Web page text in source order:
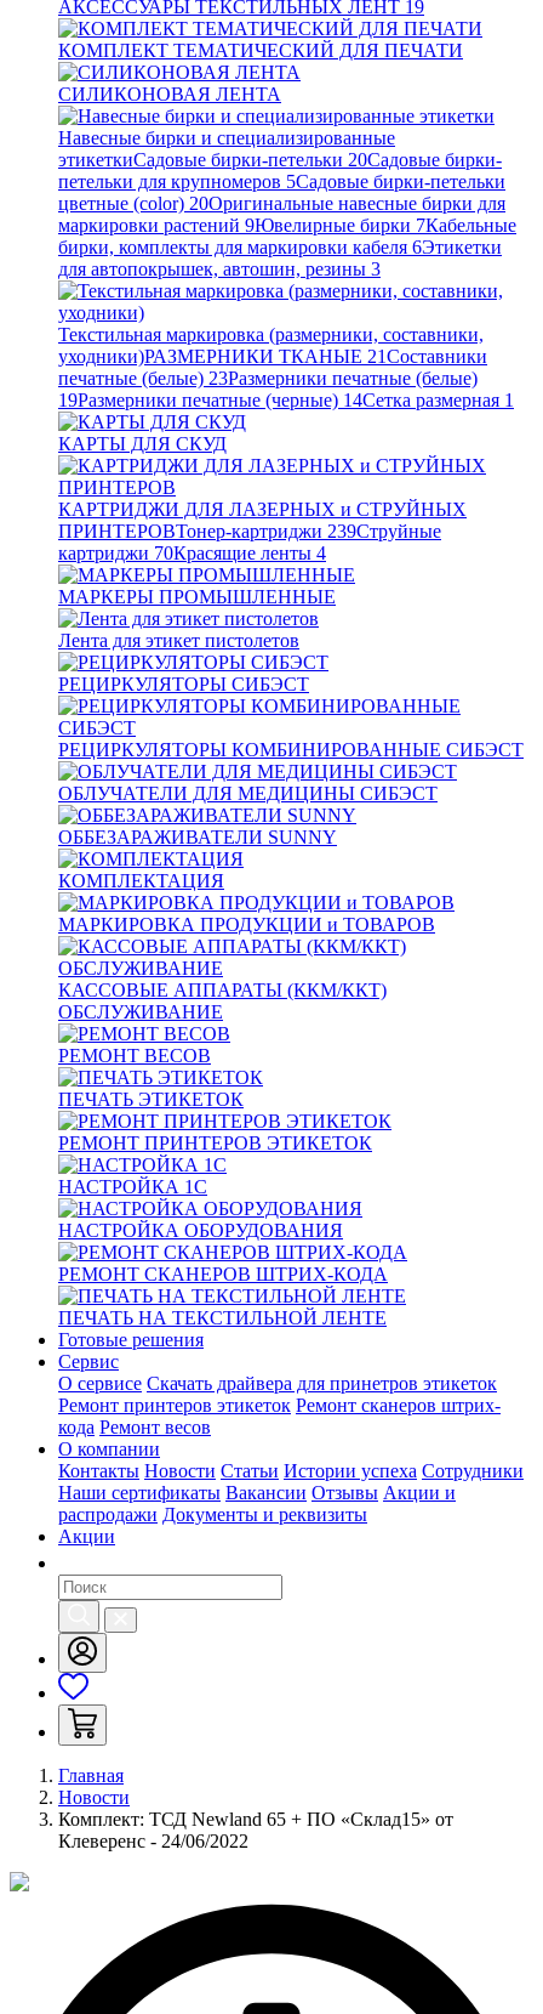
АКСЕССУАРЫ ТЕКСТИЛЬНЫХ ЛЕНТ 19
КОМПЛЕКТ ТЕМАТИЧЕСКИЙ ДЛЯ ПЕЧАТИ
СИЛИКОНОВАЯ ЛЕНТА
Навесные бирки и специализированные
этикеткиСадовые бирки-петельки 20Садовые бирки-
петельки для крупномеров 5Садовые бирки-петельки
цветные (color) 20Оригинальные навесные бирки для
маркировки растений 9Ювелирные бирки 7Кабельные
бирки, комплекты для маркировки кабеля 6Этикетки
для автопокрышек, автошин, резины 3
Текстильная маркировка (размерники, составники,
уходники)РАЗМЕРНИКИ ТКАНЫЕ 21Составники
печатные (белые) 23Размерники печатные (белые)
19Размерники печатные (черные) 14Сетка размерная 1
КАРТЫ ДЛЯ СКУД
КАРТРИДЖИ ДЛЯ ЛАЗЕРНЫХ и СТРУЙНЫХ
ПРИНТЕРОВТонер-картриджи 239Струйные
картриджи 70Красящие ленты 4
МАРКЕРЫ ПРОМЫШЛЕННЫЕ
Лента для этикет пистолетов
РЕЦИРКУЛЯТОРЫ СИБЭСТ
РЕЦИРКУЛЯТОРЫ КОМБИНИРОВАННЫЕ СИБЭСТ
ОБЛУЧАТЕЛИ ДЛЯ МЕДИЦИНЫ СИБЭСТ
ОББЕЗАРАЖИВАТЕЛИ SUNNY
КОМПЛЕКТАЦИЯ
МАРКИРОВКА ПРОДУКЦИИ и ТОВАРОВ
КАССОВЫЕ АППАРАТЫ (ККМ/ККТ)
ОБСЛУЖИВАНИЕ
РЕМОНТ ВЕСОВ
ПЕЧАТЬ ЭТИКЕТОК
РЕМОНТ ПРИНТЕРОВ ЭТИКЕТОК
НАСТРОЙКА 1С
НАСТРОЙКА ОБОРУДОВАНИЯ
РЕМОНТ СКАНЕРОВ ШТРИХ-КОДА
ПЕЧАТЬ НА ТЕКСТИЛЬНОЙ ЛЕНТЕ
Готовые решения
Сервис
О сервисе Скачать драйвера для принетров этикеток
Ремонт принтеров этикеток Ремонт сканеров штрих-
кода Ремонт весов
О компании
Контакты Новости Статьи Истории успеха Сотрудники
Наши сертификаты Вакансии Отзывы Акции и
распродажи Документы и реквизиты
Акции
Главная
Новости
Комплект: ТСД Newland 65 + ПО «Склад15» от
Клеверенс - 24/06/2022